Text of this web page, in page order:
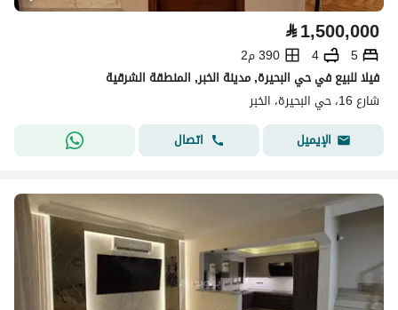
⃁1,500,000
5
4
390 م2
فيلا للبيع في حي البحيرة, مدينة الخبر, المنطقة الشرقية
شارع 16، حي البحيرة، الخبر
الإيميل
اتصال